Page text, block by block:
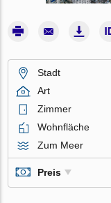
Stadt
Art
Zimmer
Wohnfläche
Zum Meer
Preis